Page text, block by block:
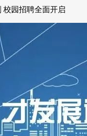
校园招聘全面开启